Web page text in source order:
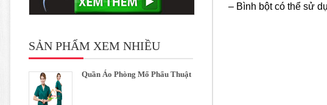
SẢN PHẨM XEM NHIỀU
Quần Áo Phòng Mổ Phẩu Thuật
– Bình bột có thể sử